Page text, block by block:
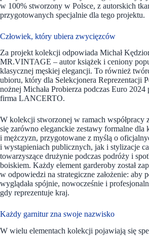
w 100% stworzony w Polsce, z autorskich
przygotowanych specjalnie dla tego projektu.
Człowiek, który ubiera zwycięzców
Za projekt kolekcji odpowiada Michał
MR.VINTAGE – autor książek i ceniony
klasycznej męskiej elegancji. To również
ubioru, który dla Selekcjonera Reprezentacji
nożnej Michała Probierza podczas Euro 2024
firma LANCERTO.
W kolekcji stworzonej w ramach współpracy
się zarówno eleganckie zestawy formalne dla
i mężczyzn, przygotowane z myślą o
i wystąpieniach publicznych, jak i stylizacje
towarzyszące drużynie podczas podróży i
boiskiem. Każdy element garderoby został
w odpowiedzi na strategiczne założenie: aby
wyglądała spójnie, nowocześnie i
gdy reprezentuje kraj.
Każdy garnitur zna swoje nazwisko
W wielu elementach kolekcji pojawiają się